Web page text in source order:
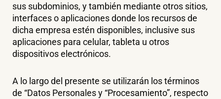
sus subdominios, y también mediante otros sitios,
interfaces o aplicaciones donde los recursos de
dicha empresa estén disponibles, inclusive sus
aplicaciones para celular, tableta u otros
dispositivos electrónicos.
A lo largo del presente se utilizarán los términos
de “Datos Personales y “Procesamiento”, respecto